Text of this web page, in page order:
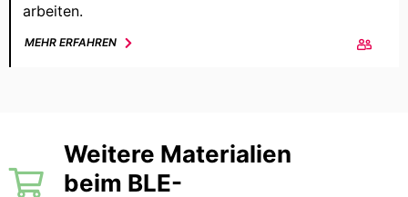
arbeiten.
MEHR ERFAHREN
Weitere Materialien
beim BLE-